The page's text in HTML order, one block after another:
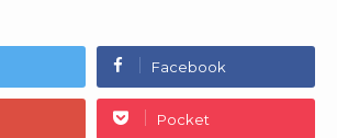
Facebook
Pocket